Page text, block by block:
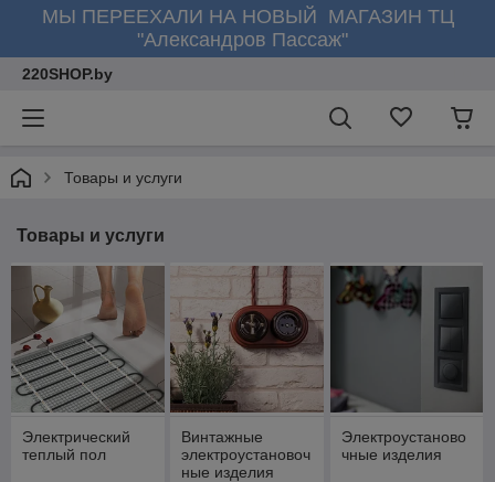
МЫ ПЕРЕЕХАЛИ НА НОВЫЙ МАГАЗИН ТЦ
"Александров Пассаж"
220SHOP.by
Товары и услуги
Товары и услуги
Электрический
теплый пол
Винтажные
электроустановоч
ные изделия
Электроустаново
чные изделия